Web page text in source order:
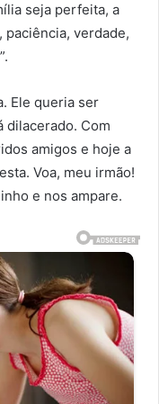
seja perfeita, a
paciência, verdade,
Ele queria ser
dilacerado. Com
amigos e hoje a
Voa, meu irmão!
e nos ampare.